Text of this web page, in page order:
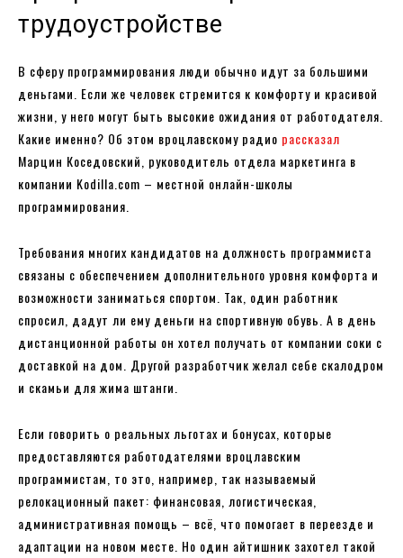
трудоустройстве
В сферу программирования люди обычно идут за большими
деньгами. Если же человек стремится к комфорту и красивой
жизни, у него могут быть высокие ожидания от работодателя.
Какие именно? Об этом вроцлавскому радио рассказал
Марцин Коседовский, руководитель отдела маркетинга в
компании Kodilla.com – местной онлайн-школы
программирования.
Требования многих кандидатов на должность программиста
связаны с обеспечением дополнительного уровня комфорта и
возможности заниматься спортом. Так, один работник
спросил, дадут ли ему деньги на спортивную обувь. А в день
дистанционной работы он хотел получать от компании соки с
доставкой на дом. Другой разработчик желал себе скалодром
и скамьи для жима штанги.
Если говорить о реальных льготах и ​​бонусах, которые
предоставляются работодателями вроцлавским
программистам, то это, например, так называемый
релокационный пакет: финансовая, логистическая,
административная помощь – всё, что помогает в переезде и
адаптации на новом месте. Но один айтишник захотел такой